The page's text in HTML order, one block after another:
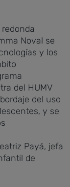
Noval se
y los
del HUMV
del uso
y se
Payá, jefa
de